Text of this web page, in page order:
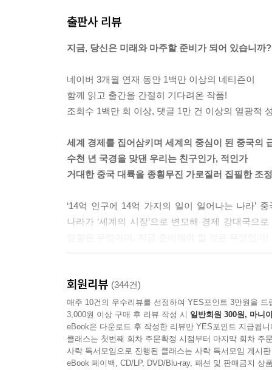
---「정글법칙, 약육강식」 중에서
“나도 재형 씨가 그 문제 이상하게 생각하리라
건 정확한 말이 아니고 그분을 신으로 받들어도
듯 누구에겐가 빌고 싶을 때가 있잖아. 그런 때 떠
“왜 마오 주석이지? 예수는 중국과는 좀 거리가
이 많고 많잖아.”
“많지. 많지만 그 대상들은 너무 머나먼 세월 저
“그분이 인간인 것을 뻔히 알면서도?”
송재형이 안타까운 표정을 지었다.
인가. 종이쪽에 그림을 그렸을 뿐인 돈이라는 허
주의―돈을 신으로 모신 이념이다. 그건 솔직담
이 가지려고 총소리 나지 않게 벌이는 전쟁의 최
인가……. 그 물음 앞에서 자꾸만 커지는 것이 회
어다닌 상사원들의 삶이란 결국 하잘것없는 퇴직
0고개 넘기면서부터 얼음 덮인 비탈길에서 미끄
인건비를 이용해 유럽시장에 명품 액세서리와 장
출판사 리뷰
지금, 당신은 미래와 마주할 준비가 되어 있습니까?
네이버 3개월 연재 동안 1백만 이상의 네티즌이
함께 읽고 출간을 간절히 기다려온 작품!
조회수 1백만 회 이상, 댓글 1만 건 이상의 열광적
세계 경제를 집어삼키며 세계의 중심이 된 중국의
수천 년 국경을 맞댄 우리는 친구인가, 적인가
거대한 중국 대륙을 종횡무진 가로질러 집필한 조
‘14억 인구에 14억 가지의 일이 일어나는 나라’
나라가 ‘세계의 시장’으로 변모해 경제 강대국으
작가가 신작 장편소설 『정글만리』와 함께 다시
작가적 고민이 중국을 비롯한 세계 경제에 대한
구성되어 총 3,615매의 전 3권으로 완결되었다.
건재한 모습을 보고 중국을 무대로 소설을 써봐야
작가는 세계 경제의 중심이 되어 G2로 발돋움
회원리뷰 (344건)
매주 10건의 우수리뷰를 선정하여 YES포인트 3만원을 드
3,000원 이상 구매 후 리뷰 작성 시 일반회원 300원, 마니
eBook은 다운로드 후 작성한 리뷰만 YES포인트 지급됩니
클래스는 첫번째 회차 주문확정 시점부터 마지막 회차 주
사락 독서모임으로 진행된 클래스는 사락 독서모임 게시
eBook 페이백, CD/LP, DVD/Blu-ray, 패션 및 판매금지 상